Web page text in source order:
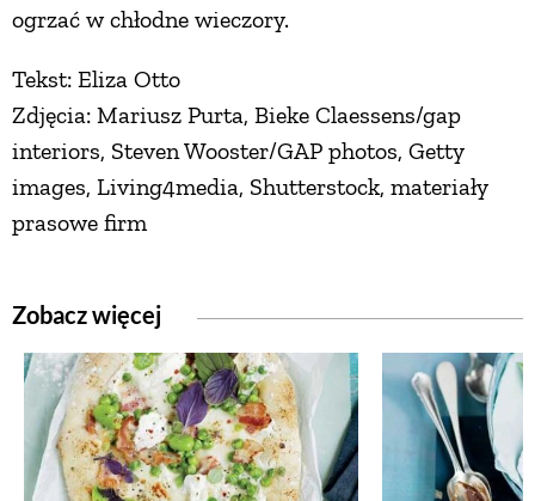
ogrzać w chłodne wieczory.
Tekst: Eliza Otto
Zdjęcia: Mariusz Purta, Bieke Claessens/gap
interiors, Steven Wooster/GAP photos, Getty
images, Living4media, Shutterstock, materiały
prasowe firm
Zobacz więcej